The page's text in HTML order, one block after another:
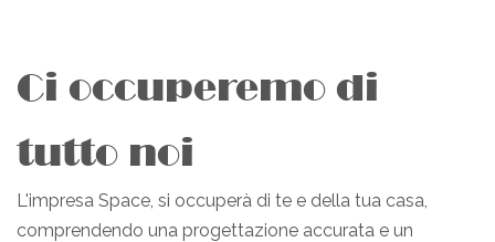
Ci occuperemo di
tutto noi
L'impresa Space, si occuperà di te e della tua casa,
comprendendo una progettazione accurata e un